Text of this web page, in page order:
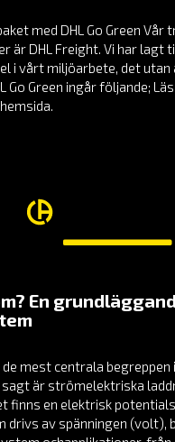
med DHL Go Green
är DHL Freight. Vi har lagt
i vårt miljöarbete, det
Go Green ingår följande;
En
mest centrala begreppen
är strömelektriska
finns en elektrisk
drivs av spänningen (volt),